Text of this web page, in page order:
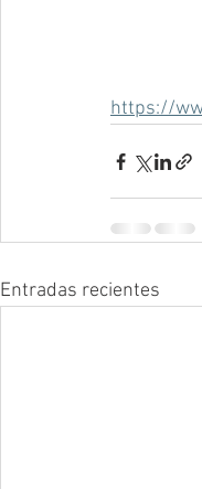
https://
Entradas recientes